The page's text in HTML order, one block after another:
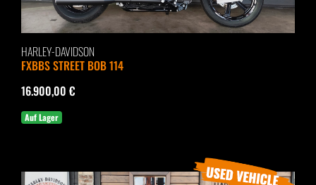
HARLEY-DAVIDSON
FXBBS STREET BOB 114
16.900,00 €
Auf Lager